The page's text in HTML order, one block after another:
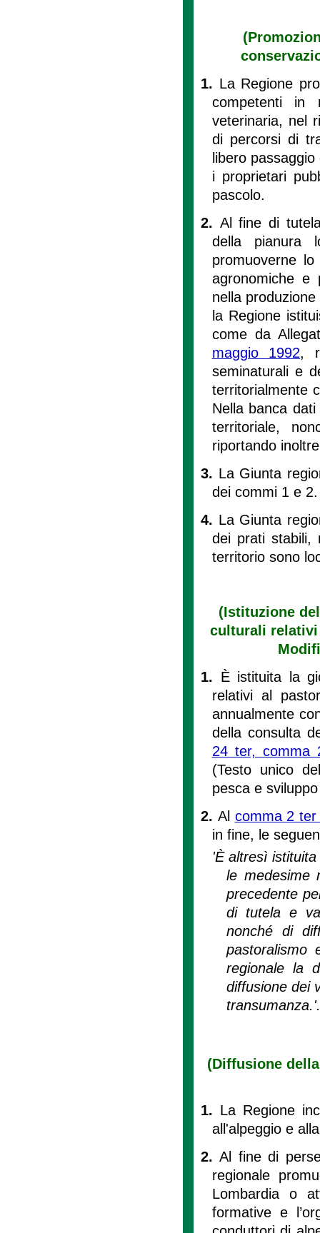
1. La Regione
competenti in
veterinaria, nel
di percorsi di
libero
i proprietari
pascolo.
2. Al fine di
della pianura
promuoverne
agronomiche e
nella
la Regione
come da
maggio 1992,
seminaturali e
territorialmente
Nella banca
territoriale,
riportando
3. La Giunta
dei commi 1 e 2.
4. La Giunta
dei prati stabili,
territorio sono
(Istituzione
culturali relativi
1. È istituita la
relativi al
annualmente
della consulta
24 ter, comma
(Testo unico
pesca e
2. Al comma 2
in fine, le
'È altresì
le medesime
precedente
di tutela e
nonché di
pastoralismo
regionale la
diffusione dei
transumanza.'.
(Diffusione
1. La Regione
all'alpeggio e
2.Al fine di
regionale
Lombardia o
formative e